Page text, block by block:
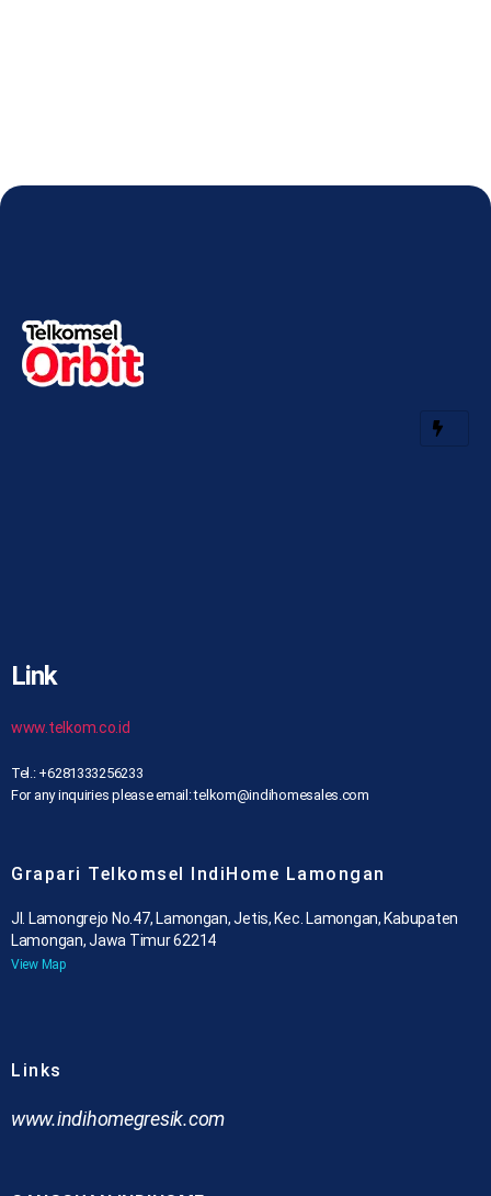
Link
www.telkom.co.id
Tel.: +6281333256233
For any inquiries please email: telkom@indihomesales.com
Grapari Telkomsel IndiHome Lamongan
Jl. Lamongrejo No.47, Lamongan, Jetis, Kec. Lamongan, Kabupaten
Lamongan, Jawa Timur 62214
View Map
Links
www.indihomegresik.com